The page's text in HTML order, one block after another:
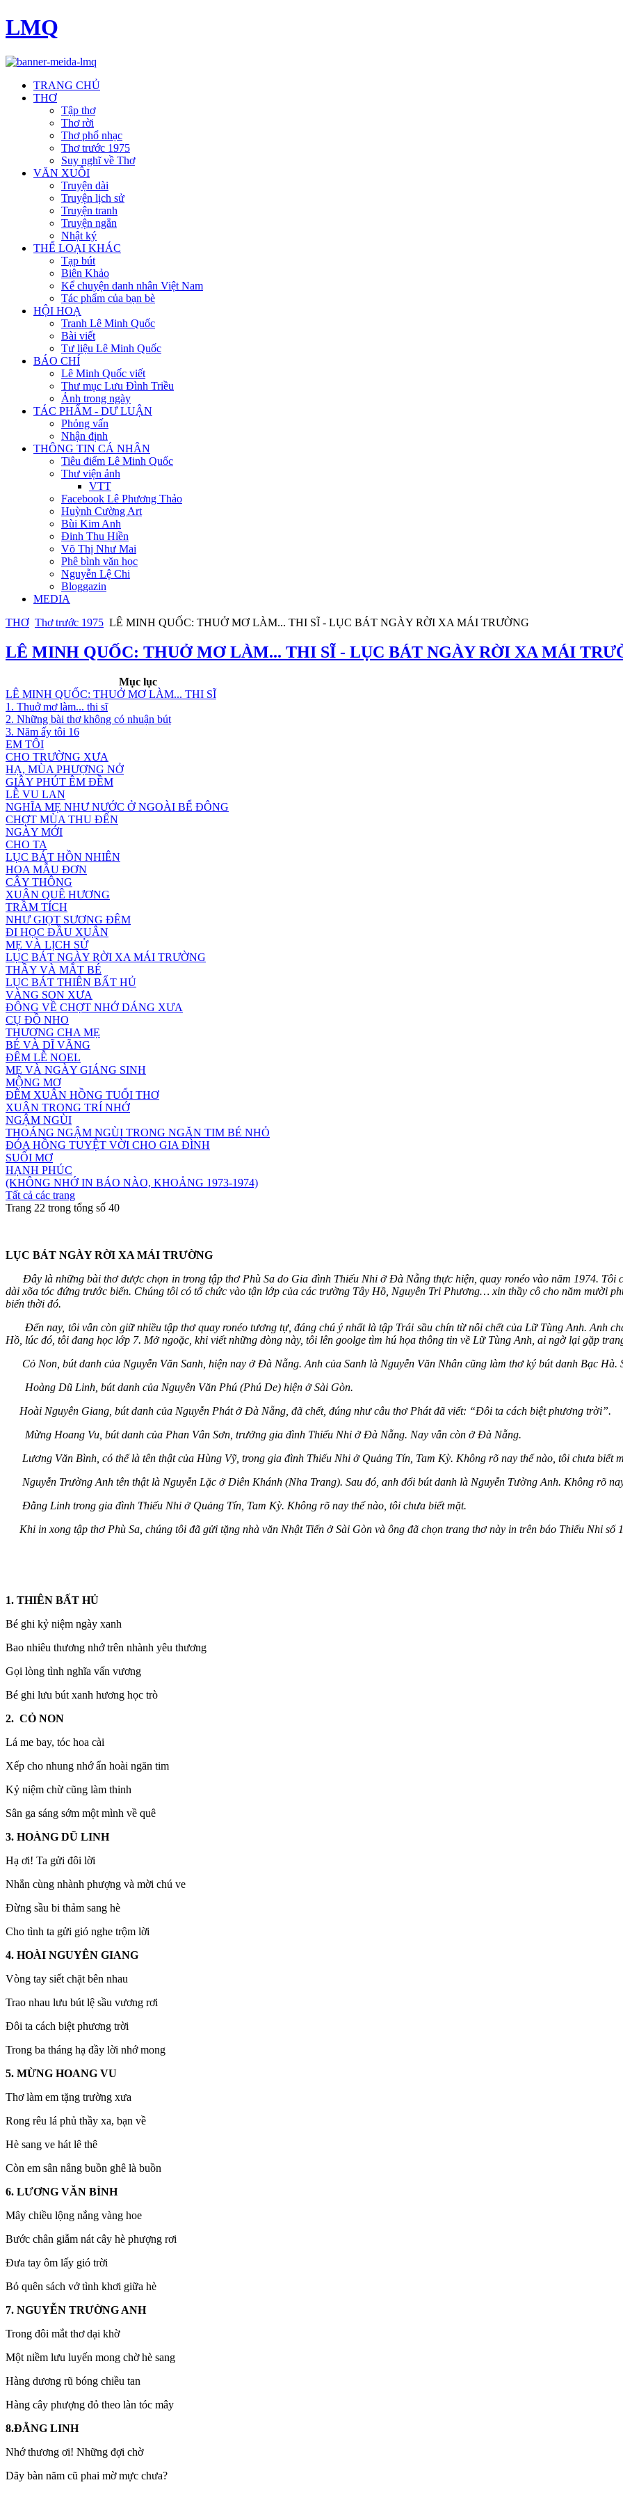
LMQ
TRANG CHỦ
THƠ
Tập thơ
Thơ rời
Thơ phổ nhạc
Thơ trước 1975
Suy nghĩ về Thơ
VĂN XUÔI
Truyện dài
Truyện lịch sử
Truyện tranh
Truyện ngắn
Nhật ký
THỂ LOẠI KHÁC
Tạp bút
Biên Khảo
Kể chuyện danh nhân Việt Nam
Tác phẩm của bạn bè
HỘI HOẠ
Tranh Lê Minh Quốc
Bài viết
Tư liệu Lê Minh Quốc
BÁO CHÍ
Lê Minh Quốc viết
Thư mục Lưu Đình Triều
Ảnh trong ngày
TÁC PHẨM - DƯ LUẬN
Phỏng vấn
Nhận định
THÔNG TIN CÁ NHÂN
Tiêu điểm Lê Minh Quốc
Thư viện ảnh
VTT
Facebook Lê Phương Thảo
Huỳnh Cường Art
Bùi Kim Anh
Đinh Thu Hiền
Võ Thị Như Mai
Phê bình văn học
Nguyễn Lệ Chi
Bloggazin
MEDIA
THƠ Thơ trước 1975 LÊ MINH QUỐC: THUỞ MƠ LÀM... THI SĨ - LỤC BÁT NGÀY RỜI XA MÁI TRƯỜNG
LÊ MINH QUỐC: THUỞ MƠ LÀM... THI SĨ - LỤC BÁT NGÀY RỜI XA MÁI
Mục lục
LÊ MINH QUỐC: THUỞ MƠ LÀM... THI SĨ
1. Thuở mơ làm... thi sĩ
2. Những bài thơ không có nhuận bút
3. Năm ấy tôi 16
EM TÔI
CHO TRƯỜNG XƯA
HẠ, MÙA PHƯỢNG NỞ
GIÂY PHÚT ÊM ĐỀM
LỄ VU LAN
NGHĨA MẸ NHƯ NƯỚC Ở NGOÀI BỂ ĐÔNG
CHỢT MÙA THU ĐẾN
NGÀY MỚI
CHO TA
LỤC BÁT HỒN NHIÊN
HOA MẪU ĐƠN
CÂY THÔNG
XUÂN QUÊ HƯƠNG
TRẦM TÍCH
NHƯ GIỌT SƯƠNG ĐÊM
ĐI HỌC ĐẦU XUÂN
MẸ VÀ LỊCH SỬ
LỤC BÁT NGÀY RỜI XA MÁI TRƯỜNG
THẦY VÀ MẮT BÉ
LỤC BÁT THIÊN BẤT HỦ
VÀNG SON XƯA
ĐÔNG VỀ CHỢT NHỚ DÁNG XƯA
CỤ ĐỒ NHO
THƯƠNG CHA MẸ
BÉ VÀ DĨ VÃNG
ĐÊM LỄ NOEL
MẸ VÀ NGÀY GIÁNG SINH
MỘNG MƠ
ĐÊM XUÂN HỒNG TUỔI THƠ
XUÂN TRONG TRÍ NHỚ
NGẬM NGÙI
THOÁNG NGẬM NGÙI TRONG NGĂN TIM BÉ NHỎ
ĐÓA HỒNG TUYỆT VỜI CHO GIA ĐÌNH
SUỐI MƠ
HẠNH PHÚC
(KHÔNG NHỚ IN BÁO NÀO, KHOẢNG 1973-1974)
Tất cả các trang
Trang 22 trong tổng số 40
LỤC BÁT NGÀY RỜI XA MÁI TRƯỜNG
Đây là những bài thơ được chọn in trong tập thơ Phù Sa do Gia đình Thiếu Nhi ở Đà Nẵng thực hiện, quay ronéo vào năm 1974.
dài xõa tóc đứng trước biển. Chúng tôi có tổ chức vào tận lớp của các trường Tây Hồ, Nguyễn Tri Phương… xin thầy cô cho năm mười
biến thời đó.
Đến nay, tôi vẫn còn giữ nhiều tập thơ quay ronéo tương tự, đáng chú ý nhất là tập Trái sầu chín từ nỗi chết của Lữ Tùng Anh. Anh
Hồ, lúc đó, tôi đang học lớp 7. Mở ngoặc, khi viết những dòng này, tôi lên goolge tìm hú họa thông tin về Lữ Tùng Anh, ai ngờ lại gặp
Cỏ Non, bút danh của Nguyễn Văn Sanh, hiện nay ở Đà Nẵng. Anh của Sanh là Nguyễn Văn Nhân cũng làm thơ ký bút danh Bạc Hà.
Hoàng Dũ Linh, bút danh của Nguyễn Văn Phú (Phú De) hiện ở Sài Gòn.
Hoài Nguyên Giang, bút danh của Nguyễn Phát ở Đà Nẵng, đã chết, đúng như câu thơ Phát đã viết: “Đôi ta cách biệt phương trời”.
Mừng Hoang Vu, bút danh của Phan Vân Sơn, trưởng gia đình Thiếu Nhi ở Đà Nẵng. Nay vẫn còn ở Đà Nẵng.
Lương Văn Bình, có thể là tên thật của Hùng Vỹ, trong gia đình Thiếu Nhi ở Quảng Tín, Tam Kỳ. Không rõ nay thế nào, tôi chưa biết
Nguyễn Trường Anh tên thật là Nguyễn Lặc ở Diên Khánh (Nha Trang). Sau đó, anh đổi bút danh là Nguyễn Tường Anh. Không rõ
Đằng Linh trong gia đình Thiếu Nhi ở Quảng Tín, Tam Kỳ. Không rõ nay thế nào, tôi chưa biết mặt.
Khi in xong tập thơ Phù Sa, chúng tôi đã gửi tặng nhà văn Nhật Tiến ở Sài Gòn và ông đã chọn trang thơ này in trên báo Thiếu Nhi số
1. THIÊN BẤT HỦ
Bé ghi kỷ niệm ngày xanh
Bao nhiêu thương nhớ trên nhành yêu thương
Gọi lòng tình nghĩa vấn vương
Bé ghi lưu bút xanh hương học trò
2. CỎ NON
Lá me bay, tóc hoa cài
Xếp cho nhung nhớ ẩn hoài ngăn tim
Kỷ niệm chừ cũng làm thinh
Sân ga sáng sớm một mình về quê
3. HOÀNG DŨ LINH
Hạ ơi! Ta gửi đôi lời
Nhắn cùng nhành phượng và mời chú ve
Đừng sầu bi thảm sang hè
Cho tình ta gửi gió nghe trộm lời
4. HOÀI NGUYÊN GIANG
Vòng tay siết chặt bên nhau
Trao nhau lưu bút lệ sầu vương rơi
Đôi ta cách biệt phương trời
Trong ba tháng hạ đầy lời nhớ mong
5. MỪNG HOANG VU
Thơ làm em tặng trường xưa
Rong rêu lá phủ thầy xa, bạn về
Hè sang ve hát lê thê
Còn em sân nắng buồn ghê là buồn
6. LƯƠNG VĂN BÌNH
Mây chiều lộng nắng vàng hoe
Bước chân giẫm nát cây hè phượng rơi
Đưa tay ôm lấy gió trời
Bỏ quên sách vở tình khơi giữa hè
7. NGUYỄN TRƯỜNG ANH
Trong đôi mắt thơ dại khờ
Một niềm lưu luyến mong chờ hè sang
Hàng dương rũ bóng chiều tan
Hàng cây phượng đỏ theo làn tóc mây
8.ĐẰNG LINH
Nhớ thương ơi! Những đợi chờ
Dãy bàn năm cũ phai mờ mực chưa?